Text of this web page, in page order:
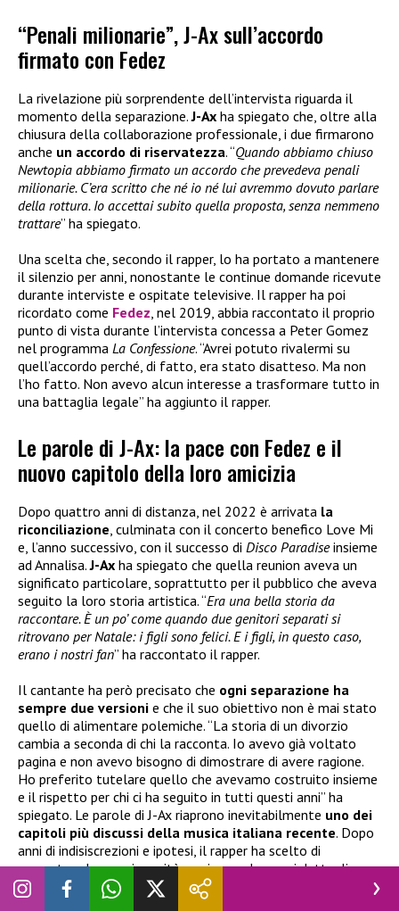
“Penali milionarie”, J-Ax sull’accordo
firmato con Fedez
La rivelazione più sorprendente dell’intervista riguarda il
momento della separazione.J-Ax ha spiegato che, oltre alla
chiusura della collaborazione professionale, i due firmarono
anche un accordo di riservatezza. “Quando abbiamo chiuso
Newtopia abbiamo firmato un accordo che prevedeva penali
milionarie. C’era scritto che né io né lui avremmo dovuto parlare
della rottura. Io accettai subito quella proposta, senza nemmeno
trattare” ha spiegato.
Una scelta che, secondo il rapper, lo ha portato a mantenere
il silenzio per anni, nonostante le continue domande ricevute
durante interviste e ospitate televisive. Il rapper ha poi
ricordato come Fedez, nel 2019, abbia raccontato il proprio
punto di vista durante l’intervista concessa a Peter Gomez
nel programma La Confessione. “Avrei potuto rivalermi su
quell’accordo perché, di fatto, era stato disatteso. Ma non
l’ho fatto. Non avevo alcun interesse a trasformare tutto in
una battaglia legale” ha aggiunto il rapper.
Le parole di J-Ax: la pace con Fedez e il
nuovo capitolo della loro amicizia
Dopo quattro anni di distanza, nel 2022 è arrivata la
riconciliazione , culminata con il concerto benefico Love Mi
e, l’anno successivo, con il successo di Disco Paradiseinsieme
ad Annalisa.J-Ax ha spiegato che quella reunion aveva un
significato particolare, soprattutto per il pubblico che aveva
seguito la loro storia artistica. “Era una bella storia da
raccontare. È un po’ come quando due genitori separati si
ritrovano per Natale: i figli sono felici. E i figli, in questo caso,
erano i nostri fan” ha raccontato il rapper.
Il cantante ha però precisato che ogni separazione ha
sempre due versioni e che il suo obiettivo non è mai stato
quello di alimentare polemiche. “La storia di un divorzio
cambia a seconda di chi la racconta. Io avevo già voltato
pagina e non avevo bisogno di dimostrare di avere ragione.
Ho preferito tutelare quello che avevamo costruito insieme
e il rispetto per chi ci ha seguito in tutti questi anni” ha
spiegato. Le parole di J-Ax riaprono inevitabilmente uno dei
capitoli più discussi della musica italiana recente. Dopo
anni di indisiscrezioni e ipotesi, il rapper ha scelto di
raccontare la propria verità, aggiungendo nuovi dettagli su
una rottura che continua ancora oggi a far parlare il
pubblico.